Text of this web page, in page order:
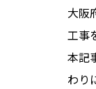
大阪
工事
本記
わり